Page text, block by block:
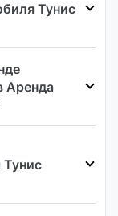
Тунис
Аренда